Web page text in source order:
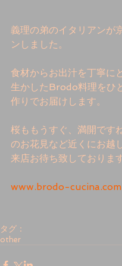
義理の弟のイタリアンが
ンしました。
食材からお出汁を丁寧に
生かしたBrodo料理をひ
作りでお届けします。
桜ももうすぐ、満開です
のお花見など近くにお越
来店お待ち致しております
www.brodo-cucina.com
タグ：
other